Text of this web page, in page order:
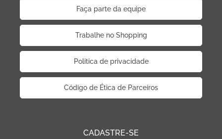
Faça parte da equipe
Trabalhe no Shopping
Politica de privacidade
Código de Ética de Parceiros
CADASTRE-SE